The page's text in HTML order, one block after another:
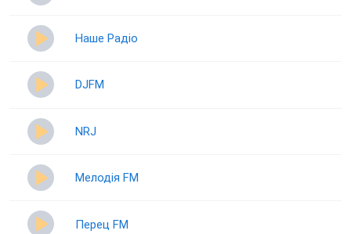
Наше Радіо
DJFM
NRJ
Мелодія FM
Перец FM